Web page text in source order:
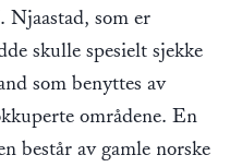
Njaastad, som er
skulle spesielt sjekke
som benyttes av
områdene. En
består av gamle norske